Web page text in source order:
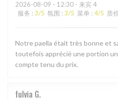
2026-08-09 - 12:30 - 来宾 4
服务 : 3/5 氛围 : 3/5 菜单 : 4/5 质
Notre paella était très bonne et
toutefois apprécié une portion
compte tenu du prix.
fulvia G